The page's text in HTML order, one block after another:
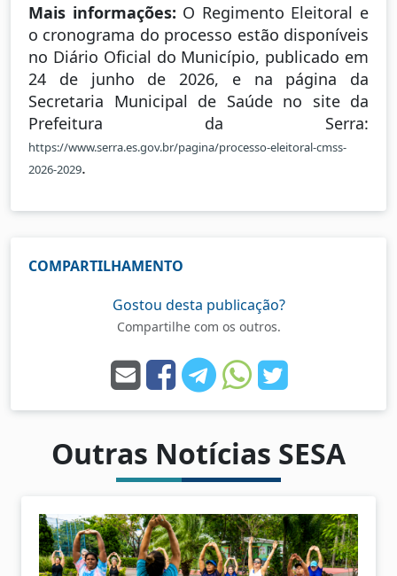
Mais informações: O Regimento Eleitoral e
o cronograma do processo estão disponíveis
no Diário Oficial do Município, publicado em
24 de junho de 2026, e na página da
Secretaria Municipal de Saúde no site da
Prefeitura da Serra:
https://www.serra.es.gov.br/pagina/processo-eleitoral-cmss-
2026-2029.
COMPARTILHAMENTO
Gostou desta publicação?
Compartilhe com os outros.
Outras Notícias SESA